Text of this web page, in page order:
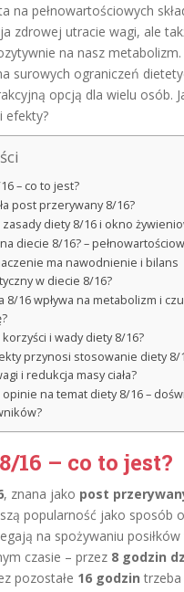
na pełnowartościowych
zdrowej utracie wagi, ale
na nasz
surowych ograniczeń
opcją dla wielu osób.
efekty?
– co to jest?
post przerywany 8/16?
zasady diety 8/16 i okno
diecie 8/16? –
ma nawodnienie i bilans
w diecie 8/16?
8/16 wpływa na metabolizm i
korzyści i wady diety 8/16?
przynosi stosowanie diety 8/
i redukcja masy ciała?
opinie na temat diety 8/16 –
16 – co to jest?
, znana jako post
popularność jako sposób
na spożywaniu posiłków
czasie – przez 8 godzin
pozostałe 16 godzin